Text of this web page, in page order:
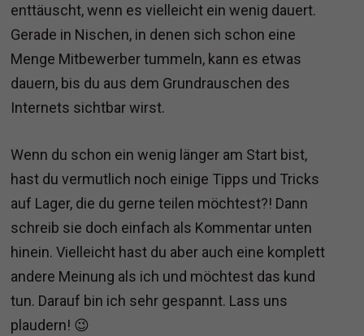
enttäuscht, wenn es vielleicht ein wenig dauert.
Gerade in Nischen, in denen sich schon eine
Menge Mitbewerber tummeln, kann es etwas
dauern, bis du aus dem Grundrauschen des
Internets sichtbar wirst.
Wenn du schon ein wenig länger am Start bist,
hast du vermutlich noch einige Tipps und Tricks
auf Lager, die du gerne teilen möchtest?! Dann
schreib sie doch einfach als Kommentar unten
hinein. Vielleicht hast du aber auch eine komplett
andere Meinung als ich und möchtest das kund
tun. Darauf bin ich sehr gespannt. Lass uns
plaudern! 😉